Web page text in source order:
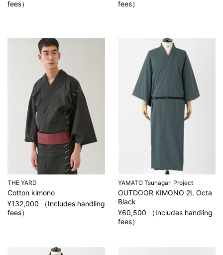
fees） fees）
THE YARD
Cotton kimono
¥132,000 （Includes handling
fees）
YAMATO Tsunagari Project
OUTDOOR KIMONO 2L Octa
Black
¥60,500 （Includes handling
fees）